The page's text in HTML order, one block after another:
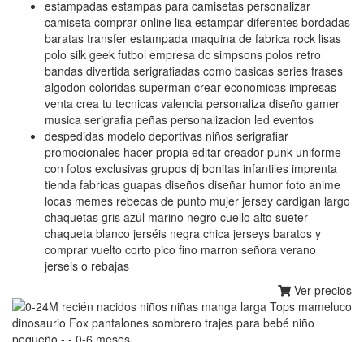
estampadas estampas para camisetas personalizar
camiseta comprar online lisa estampar diferentes bordadas
baratas transfer estampada maquina de fabrica rock lisas
polo silk geek futbol empresa dc simpsons polos retro
bandas divertida serigrafiadas como basicas series frases
algodon coloridas superman crear economicas impresas
venta crea tu tecnicas valencia personaliza diseño gamer
musica serigrafia peñas personalizacion led eventos
despedidas modelo deportivas niños serigrafiar
promocionales hacer propia editar creador punk uniforme
con fotos exclusivas grupos dj bonitas infantiles imprenta
tienda fabricas guapas diseños diseñar humor foto anime
locas memes rebecas de punto mujer jersey cardigan largo
chaquetas gris azul marino negro cuello alto sueter
chaqueta blanco jerséis negra chica jerseys baratos y
comprar vuelto corto pico fino marron señora verano
jerseis o rebajas
Ver precios